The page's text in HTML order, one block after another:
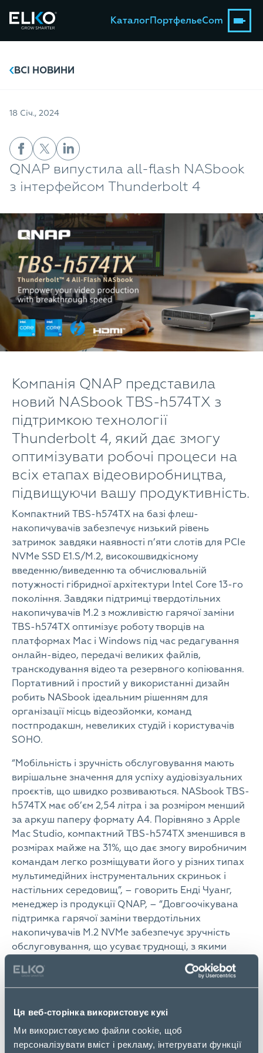
Ця веб-сторінка використовує кукі
Ми використовуємо файли cookie, щоб
персоналізувати вміст і рекламу, інтегрувати функції
КаталогПортфельeCom
ВСІ НОВИНИ
18 Січ., 2024
QNAP випустила all-flash NASbook
з інтерфейсом Thunderbolt 4
Компанія QNAP представила
новий NASbook TBS-h574TX з
підтримкою технології
Thunderbolt 4, який дає змогу
оптимізувати робочі процеси на
всіх етапах відеовиробництва,
підвищуючи вашу продуктивність.
Компактний TBS-h574TX на базі флеш-
накопичувачів забезпечує низький рівень
затримок завдяки наявності п’яти слотів для PCIe
NVMe SSD E1.S/M.2, високошвидкісному
введенню/виведенню та обчислювальній
потужності гібридної архітектури Intel Core 13-го
покоління. Завдяки підтримці твердотільних
накопичувачів M.2 з можливістю гарячої заміни
TBS-h574TX оптимізує роботу творців на
платформах Mac і Windows під час редагування
онлайн-відео, передачі великих файлів,
транскодування відео та резервного копіювання.
Портативний і простий у використанні дизайн
робить NASbook ідеальним рішенням для
організації місць відеозйомки, команд
постпродакшн, невеликих студій і користувачів
SOHO.
“Мобільність і зручність обслуговування мають
вирішальне значення для успіху аудіовізуальних
проєктів, що швидко розвиваються. NASbook TBS-
h574TX має об’єм 2,54 літра і за розміром менший
за аркуш паперу формату A4. Порівняно з Apple
Mac Studio, компактний TBS-h574TX зменшився в
розмірах майже на 31%, що дає змогу виробничим
командам легко розміщувати його у різних типах
мультимедійних інструментальних скриньок і
настільних середовищ”, – говорить Енді Чуанг,
менеджер із продукції QNAP, – “Довгоочікувана
підтримка гарячої заміни твердотільних
накопичувачів M.2 NVMe забезпечує зручність
обслуговування, що усуває труднощі, з якими
стикаються виробничі команди під час заміни
SSD”.
(до кожного слота під’єднано адаптер E1.S – M.2
SSD), NASbook TBS-h574TX з підтримкою
технології all-flash дає змогу гнучко